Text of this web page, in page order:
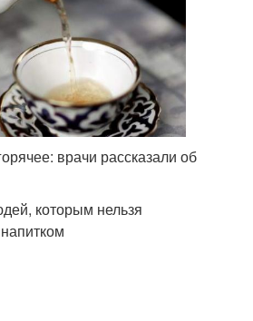
врачи рассказали об
которым нельзя